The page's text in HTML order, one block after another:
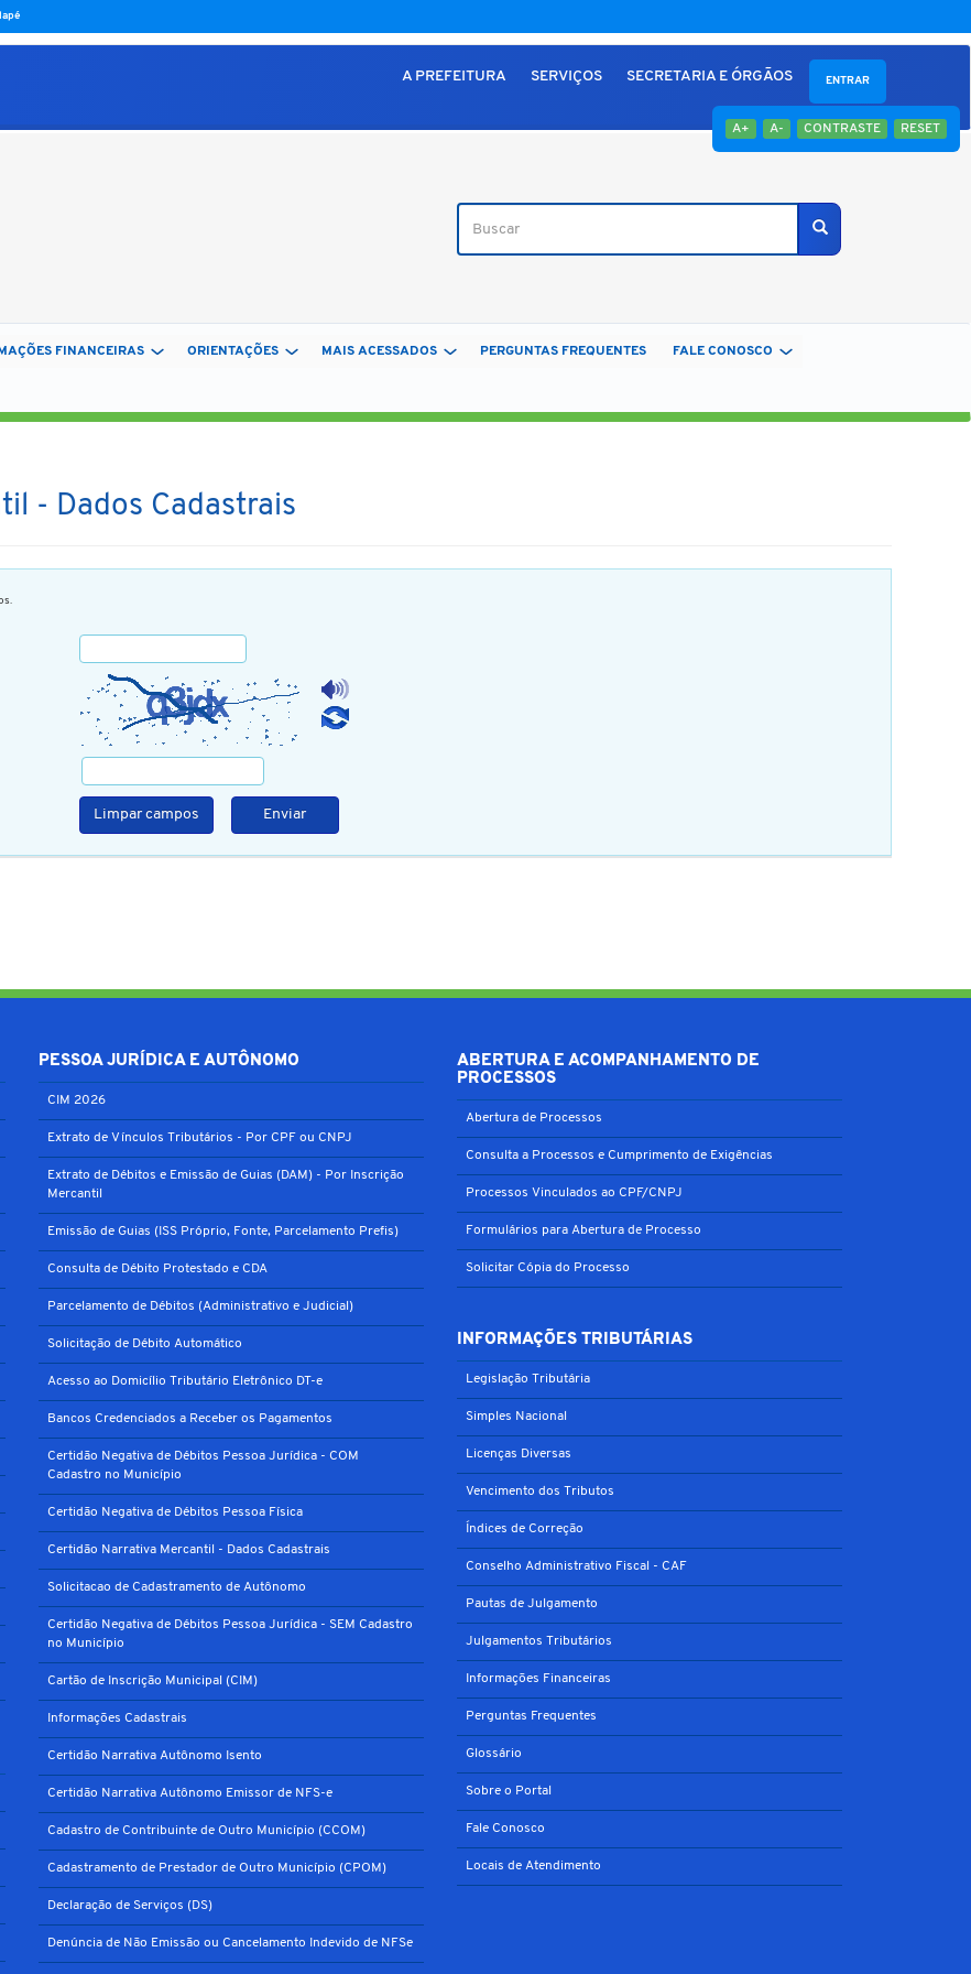
A+ A- CONTRASTE RESET
A PREFEITURA SERVIÇOS SECRETARIA E ÓRGÃOS
Buscar
ENTRAR
FINANCEIRAS ORIENTAÇÕES MAIS ACESSADOS PERGUNTAS FREQUENTES FALE CONOSCO
- Dados Cadastrais
Limpar campos Enviar
PESSOA JURÍDICA E AUTÔNOMO
CIM 2026
Extrato de Vínculos Tributários - Por CPF ou CNPJ
Extrato de Débitos e Emissão de Guias (DAM) - Por Inscrição
Mercantil
Emissão de Guias (ISS Próprio, Fonte, Parcelamento Prefis)
Consulta de Débito Protestado e CDA
Parcelamento de Débitos (Administrativo e Judicial)
Solicitação de Débito Automático
Acesso ao Domicílio Tributário Eletrônico DT-e
Bancos Credenciados a Receber os Pagamentos
Certidão Negativa de Débitos Pessoa Jurídica - COM
Cadastro no Município
Certidão Negativa de Débitos Pessoa Física
Certidão Narrativa Mercantil - Dados Cadastrais
Solicitacao de Cadastramento de Autônomo
Certidão Negativa de Débitos Pessoa Jurídica - SEM Cadastro
no Município
Cartão de Inscrição Municipal (CIM)
Informações Cadastrais
Certidão Narrativa Autônomo Isento
Certidão Narrativa Autônomo Emissor de NFS-e
Cadastro de Contribuinte de Outro Município (CCOM)
Cadastramento de Prestador de Outro Município (CPOM)
Declaração de Serviços (DS)
Denúncia de Não Emissão ou Cancelamento Indevido de NFSe
ABERTURA E ACOMPANHAMENTO DE
PROCESSOS
Abertura de Processos
Consulta a Processos e Cumprimento de Exigências
Processos Vinculados ao CPF/CNPJ
Formulários para Abertura de Processo
Solicitar Cópia do Processo
INFORMAÇÕES TRIBUTÁRIAS
Legislação Tributária
Simples Nacional
Licenças Diversas
Vencimento dos Tributos
Índices de Correção
Conselho Administrativo Fiscal - CAF
Pautas de Julgamento
Julgamentos Tributários
Informações Financeiras
Perguntas Frequentes
Glossário
Sobre o Portal
Fale Conosco
Locais de Atendimento